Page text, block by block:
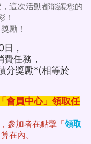
這次活動都能讓您的
！
勵！
，
任務，
分獎勵*(相等於
會員中心」領取任
，參加者在點擊「領取
在內。